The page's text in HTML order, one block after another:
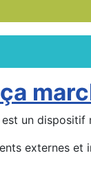
un
externes et